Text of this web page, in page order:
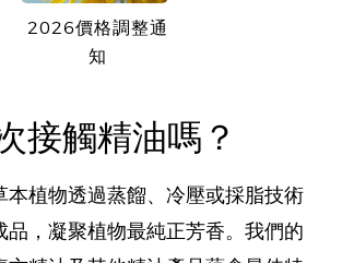
2026價格調整通
知
接觸精油嗎？
本植物透過蒸餾、冷壓或採脂技術
品，凝聚植物最純正芳香。我們的